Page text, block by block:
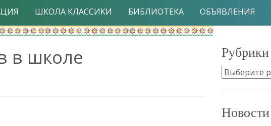
ШКОЛА КЛАССИКИ БИБЛИОТЕКА ОБЪЯВЛЕНИЯ
в школе Рубрики
Рубрики
Новости